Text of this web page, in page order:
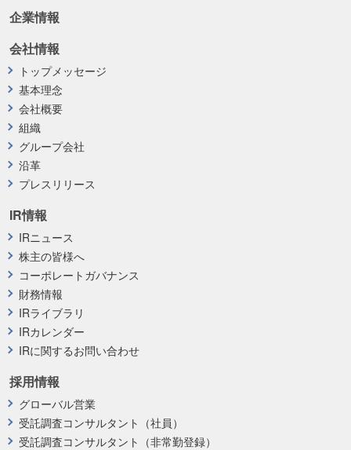
企業情報
採用情報
グローバル営業
受託調査コンサルタント（社員）
受託調査コンサルタント（非常勤登録）
会社情報
トップメッセージ
基本理念
会社概要
組織
グループ会社
沿革
プレスリリース
IR情報
IRニュース
株主の皆様へ
コーポレートガバナンス
財務情報
IRライブラリ
IRカレンダー
IRに関するお問い合わせ